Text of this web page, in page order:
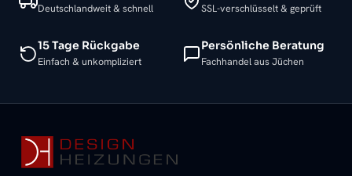
Deutschlandweit & schnell SSL-verschlüsselt & geprüft
15 Tage Rückgabe
Einfach & unkompliziert
Persönliche Beratung
Fachhandel aus Jüchen